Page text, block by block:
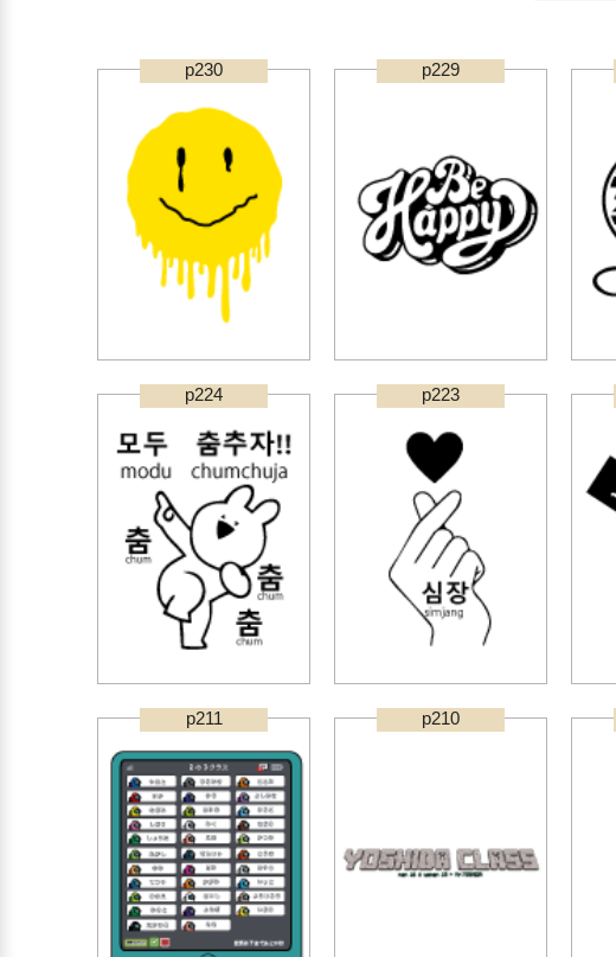
p230 p229
p224 p223
p211 p210